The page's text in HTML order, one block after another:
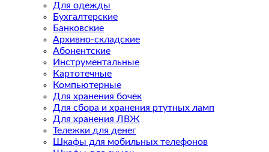
Для одежды
Бухгалтерские
Банковские
Архивно-складские
Абонентские
Инструментальные
Картотечные
Компьютерные
Для хранения бочек
Для сбора и хранения ртутных ламп
Для хранения ЛВЖ
Тележки для денег
Шкафы для мобильных телефонов